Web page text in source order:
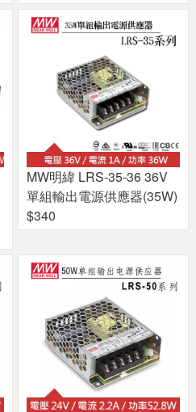
MW明緯 LRS-35-36 36V
單組輸出電源供應器(35W)
$340